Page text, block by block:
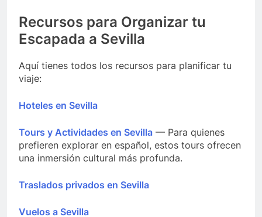
Recursos para Organizar tu
Escapada a Sevilla
Aquí tienes todos los recursos para planificar tu
viaje:
Hoteles en Sevilla
Tours y Actividades en Sevilla — Para quienes
prefieren explorar en español, estos tours ofrecen
una inmersión cultural más profunda.
Traslados privados en Sevilla
Vuelos a Sevilla